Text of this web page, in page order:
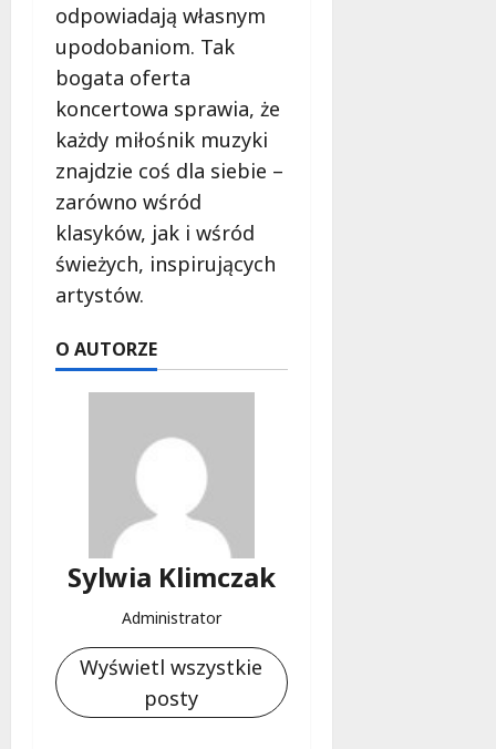
odpowiadają własnym
upodobaniom. Tak
bogata oferta
koncertowa sprawia, że
każdy miłośnik muzyki
znajdzie coś dla siebie –
zarówno wśród
klasyków, jak i wśród
świeżych, inspirujących
artystów.
O AUTORZE
Sylwia Klimczak
Administrator
Wyświetl wszystkie
posty